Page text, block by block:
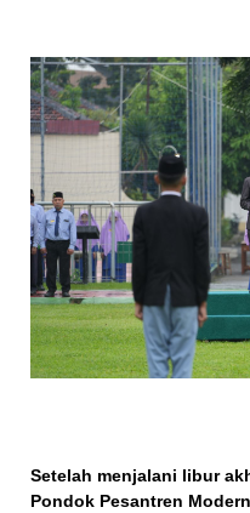
Setelah menjalani libur
Pondok Pesantren